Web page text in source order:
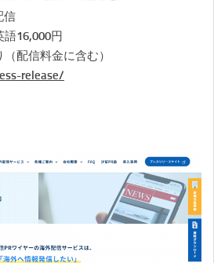
信
16,000円
配信料金に含む）
release/